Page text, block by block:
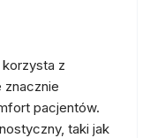
z
znacznie
pacjentów.
taki jak